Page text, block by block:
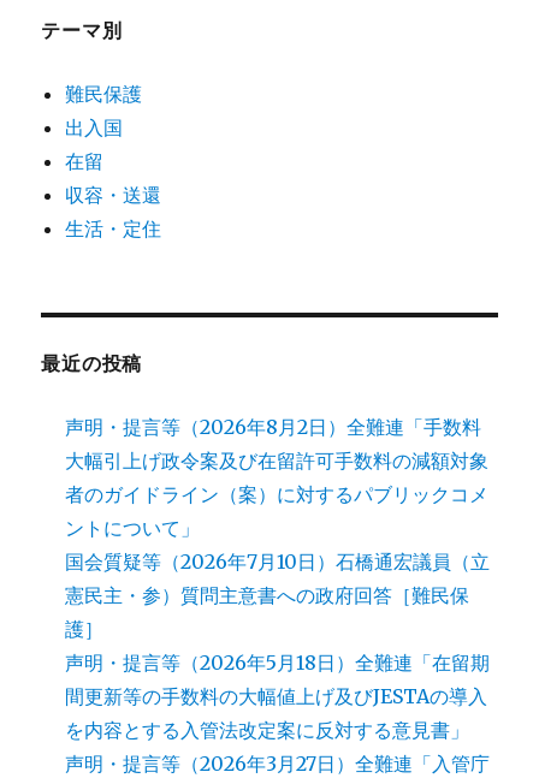
テーマ別
難民保護
出入国
在留
収容・送還
生活・定住
最近の投稿
声明・提言等（2026年8月2日）全難連「手数料
大幅引上げ政令案及び在留許可手数料の減額対象
者のガイドライン（案）に対するパブリックコメ
ントについて」
国会質疑等（2026年7月10日）石橋通宏議員（立
憲民主・参）質問主意書への政府回答［難民保
護］
声明・提言等（2026年5月18日）全難連「在留期
間更新等の手数料の大幅値上げ及びJESTAの導入
を内容とする入管法改定案に反対する意見書」
声明・提言等（2026年3月27日）全難連「入管庁